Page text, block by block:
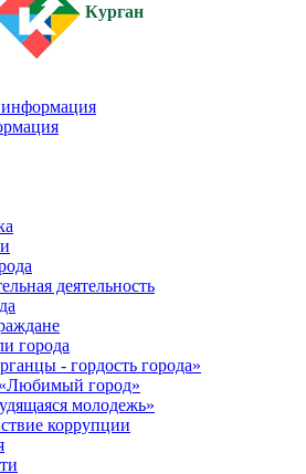
Курган
информация
деятельность
города
- гордость города»
город»
молодежь»
коррупции